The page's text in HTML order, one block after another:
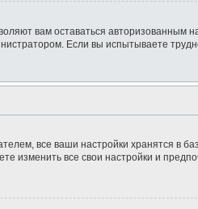
вам оставаться авторизованным
Если вы испытываете
все ваши настройки хранятся в
изменить все свои настройки и